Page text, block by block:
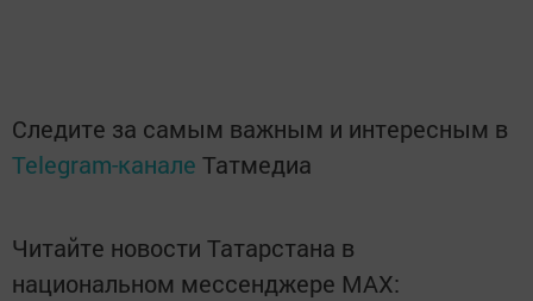
Следите за самым важным и интересным в
Telegram-канале Татмедиа
Читайте новости Татарстана в
национальном мессенджере MАХ: